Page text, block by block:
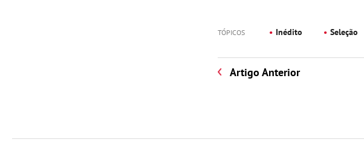
TÓPICOS Inédito Seleção
Artigo Anterior